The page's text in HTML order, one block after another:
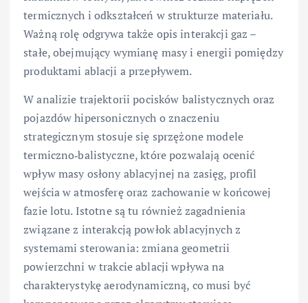
termicznych i odkształceń w strukturze materiału.
Ważną rolę odgrywa także opis interakcji gaz –
stałe, obejmujący wymianę masy i energii pomiędzy
produktami ablacji a przepływem.
W analizie trajektorii pocisków balistycznych oraz
pojazdów hipersonicznych o znaczeniu
strategicznym stosuje się sprzężone modele
termiczno‑balistyczne, które pozwalają ocenić
wpływ masy osłony ablacyjnej na zasięg, profil
wejścia w atmosferę oraz zachowanie w końcowej
fazie lotu. Istotne są tu również zagadnienia
związane z interakcją powłok ablacyjnych z
systemami sterowania: zmiana geometrii
powierzchni w trakcie ablacji wpływa na
charakterystykę aerodynamiczną, co musi być